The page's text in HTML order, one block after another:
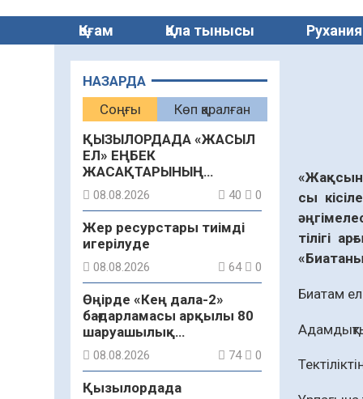
Қоғам Қала тынысы
НАЗАРДА
Соңғы
Көп қаралған
ҚЫЗЫЛОРДАДА «ЖАСЫЛ
ЕЛ» ЕҢБЕК
ЖАСАҚТАРЫНЫҢ
ҚАТЫСУЫМЕН
ЭКОЛОГИЯЛЫҚ СЕНБІЛІК
ӨТТІ
08.08.2026 40 0
Жер ресурстары тиімді
игерілуде
08.08.2026 64 0
Өңірде «Кең дала-2»
бағдарламасы арқылы 80
шаруашылық
қаржыландырылды
08.08.2026 74 0
Қызылордада
сы
тілігі
Биатам ел